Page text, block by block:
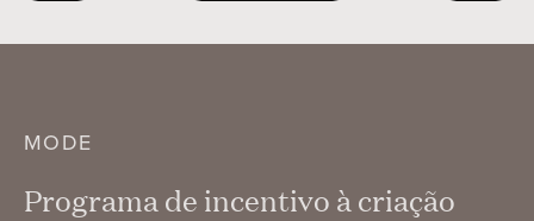
MODE
Programa de incentivo à criação